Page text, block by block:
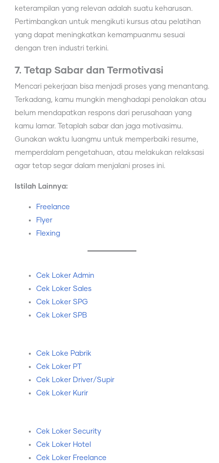
keterampilan yang relevan adalah suatu keharusan.
Pertimbangkan untuk mengikuti kursus atau pelatihan
yang dapat meningkatkan kemampuanmu sesuai
dengan tren industri terkini.
7. Tetap Sabar dan Termotivasi
Mencari pekerjaan bisa menjadi proses yang menantang.
Terkadang, kamu mungkin menghadapi penolakan atau
belum mendapatkan respons dari perusahaan yang
kamu lamar. Tetaplah sabar dan jaga motivasimu.
Gunakan waktu luangmu untuk memperbaiki resume,
memperdalam pengetahuan, atau melakukan relaksasi
agar tetap segar dalam menjalani proses ini.
Istilah Lainnya:
Freelance
Flyer
Flexing
Cek Loker Admin
Cek Loker Sales
Cek Loker SPG
Cek Loker SPB
Cek Loke Pabrik
Cek Loker PT
Cek Loker Driver/Supir
Cek Loker Kurir
Cek Loker Security
Cek Loker Hotel
Cek Loker Freelance